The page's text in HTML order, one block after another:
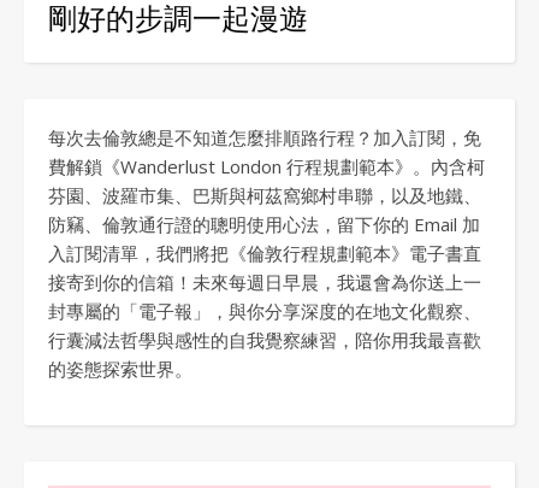
剛好的步調一起漫遊
每次去倫敦總是不知道怎麼排順路行程？加入訂閱，免
費解鎖《Wanderlust London 行程規劃範本》。內含柯
芬園、波羅市集、巴斯與柯茲窩鄉村串聯，以及地鐵、
防竊、倫敦通行證的聰明使用心法，留下你的 Email 加
入訂閱清單，我們將把《倫敦行程規劃範本》電子書直
接寄到你的信箱！未來每週日早晨，我還會為你送上一
封專屬的「電子報」，與你分享深度的在地文化觀察、
行囊減法哲學與感性的自我覺察練習，陪你用我最喜歡
的姿態探索世界。